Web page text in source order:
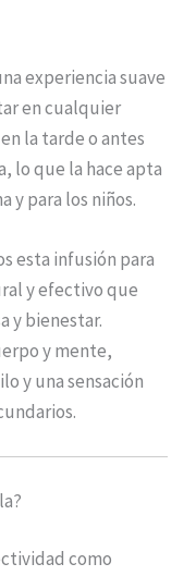
experiencia suave
en cualquier
la tarde o antes
lo que la hace apta
y para los niños.
esta infusión para
y efectivo que
y bienestar.
y mente,
y una sensación
como